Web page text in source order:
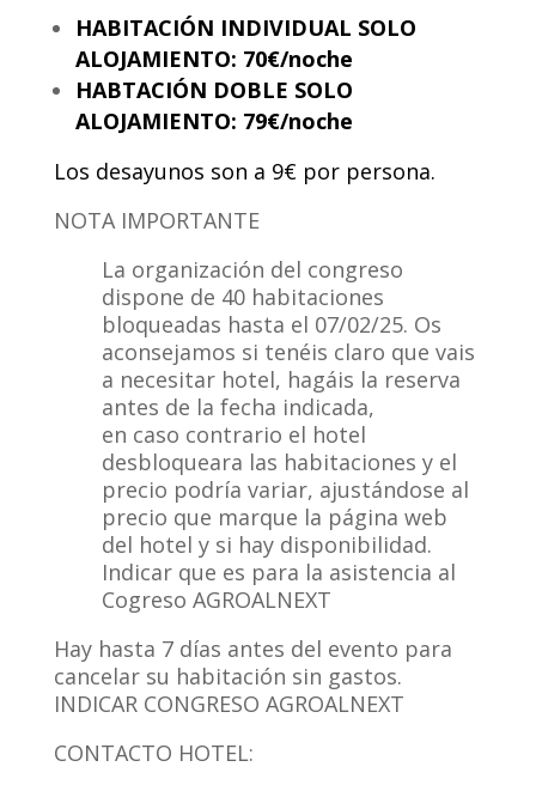
HABITACIÓN INDIVIDUAL SOLO
ALOJAMIENTO: 70€/noche
HABTACIÓN DOBLE SOLO
ALOJAMIENTO: 79€/noche
Los desayunos son a 9€ por persona.
NOTA IMPORTANTE
La organización del congreso
dispone de 40 habitaciones
bloqueadas hasta el 07/02/25. Os
aconsejamos si tenéis claro que vais
a necesitar hotel, hagáis la reserva
antes de la fecha indicada,
en caso contrario el hotel
desbloqueara las habitaciones y el
precio podría variar, ajustándose al
precio que marque la página web
del hotel y si hay disponibilidad.
Indicar que es para la asistencia al
Cogreso AGROALNEXT
Hay hasta 7 días antes del evento para
cancelar su habitación sin gastos.
INDICAR CONGRESO AGROALNEXT
CONTACTO HOTEL: